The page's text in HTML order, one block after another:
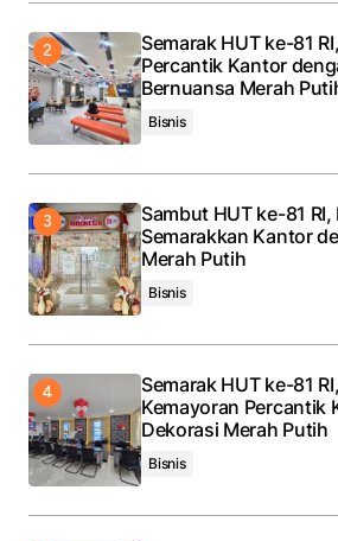
Semarak HUT ke-81
Percantik Kantor
Bernuansa Merah
Bisnis
Sambut HUT ke-81 RI,
Semarakkan Kantor
Merah Putih
Bisnis
Semarak HUT ke-81
Kemayoran Percantik
Dekorasi Merah Putih
Bisnis